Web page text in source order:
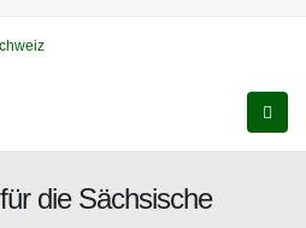
die Sächsische